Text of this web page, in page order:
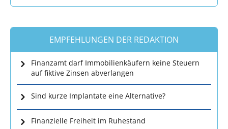
EMPFEHLUNGEN DER REDAKTION
Finanzamt darf Immobilienkäufern keine Steuern
auf fiktive Zinsen abverlangen
Sind kurze Implantate eine Alternative?
Finanzielle Freiheit im Ruhestand